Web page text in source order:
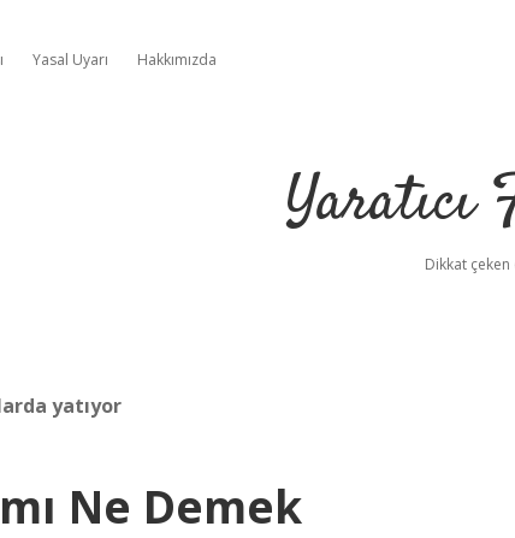
Yasal Uyarı Hakkımızda
Dikkat
yatıyor
Ne Demek